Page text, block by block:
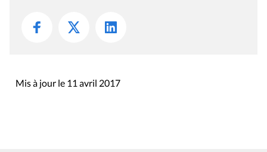
Mis à jour le 11 avril 2017